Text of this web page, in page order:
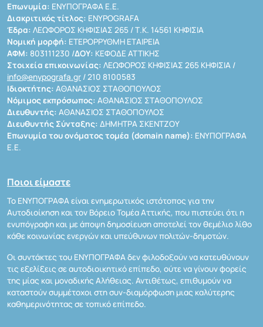
Επωνυμία: ΕΝΥΠΟΓΡΑΦΑ Ε.Ε.
Διακριτικός τίτλος: ENYPOGRAFA
Έδρα: ΛΕΩΦΟΡΟΣ ΚΗΦΙΣΙΑΣ 265 / Τ.Κ. 14561 ΚΗΦΙΣΙΑ
Νομική μορφή: ΕΤΕΡΟΡΡΥΘΜΗ ΕΤΑΙΡΕΙΑ
ΑΦΜ: 803111230 /ΔΟΥ: ΚΕΦΟΔΕ ΑΤΤΙΚΗΣ
Στοιχεία επικοινωνίας: ΛΕΩΦΟΡΟΣ ΚΗΦΙΣΙΑΣ 265 ΚΗΦΙΣΙΑ /
info@enypografa.gr / 210 8100583
Ιδιοκτήτης: ΑΘΑΝΑΣΙΟΣ ΣΤΑΘΟΠΟΥΛΟΣ
Νόμιμος εκπρόσωπος: ΑΘΑΝΑΣΙΟΣ ΣΤΑΘΟΠΟΥΛΟΣ
Διευθυντής: ΑΘΑΝΑΣΙΟΣ ΣΤΑΘΟΠΟΥΛΟΣ
Διευθυντής Σύνταξης: ΔΗΜΗΤΡΑ ΣΚΕΝΤΖΟΥ
Επωνυμία του ονόματος τομέα (domain name): ΕΝΥΠΟΓΡΑΦΑ
Ε.Ε.
Ποιοι είμαστε
Το ΕΝΥΠΟΓΡΑΦΑ είναι ενημερωτικός ιστότοπος για την
Αυτοδιοίκηση και τον Βόρειο Τομέα Αττικής, που πιστεύει ότι η
ενυπόγραφη και με άποψη δημοσίευση αποτελεί τον θεμέλιο λίθο
κάθε κοινωνίας ενεργών και υπεύθυνων πολιτών-δημοτών.
Οι συντάκτες του ΕΝΥΠΟΓΡΑΦΑ δεν φιλοδοξούν να κατευθύνουν
τις εξελίξεις σε αυτοδιοικητικό επίπεδο, ούτε να γίνουν φορείς
της μίας και μοναδικής Αλήθειας. Αντιθέτως, επιθυμούν να
καταστούν συμμέτοχοι στη συν-διαμόρφωση μιας καλύτερης
καθημερινότητας σε τοπικό επίπεδο.